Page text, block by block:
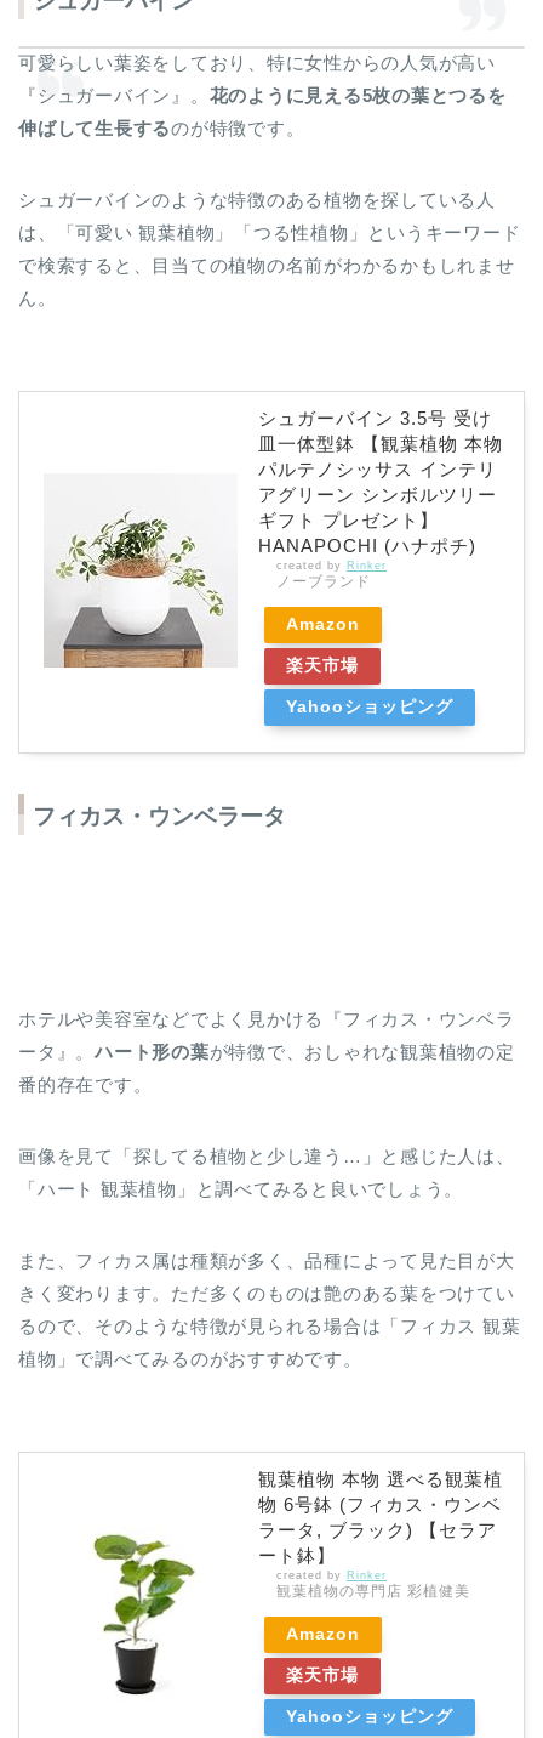
可愛らしい葉姿をしており、特に女性からの人気が高い
『シュガーバイン』。 花のように見える5枚の葉とつるを
伸ばして生長するのが特徴です。
シュガーバインのような特徴のある植物を探している人
は、「可愛い 観葉植物」「つる性植物」というキーワード
で検索すると、目当ての植物の名前がわかるかもしれませ
ん。
シュガーバイン 3.5号 受け
皿一体型鉢 【観葉植物 本物
パルテノシッサス インテリ
アグリーン シンボルツリー
ギフト プレゼント】
HANAPOCHI (ハナポチ)
created by Rinker
ノーブランド
Amazon
楽天市場
Yahooショッピング
フィカス・ウンベラータ
ホテルや美容室などでよく見かける『フィカス・ウンベラ
ータ』。ハート形の葉が特徴で、おしゃれな観葉植物の定
番的存在です。
画像を見て「探してる植物と少し違う…」と感じた人は、
「ハート 観葉植物」と調べてみると良いでしょう。
また、フィカス属は種類が多く、品種によって見た目が大
きく変わります。ただ多くのものは艶のある葉をつけてい
るので、そのような特徴が見られる場合は「フィカス 観葉
植物」で調べてみるのがおすすめです。
観葉植物 本物 選べる観葉植
物 6号鉢 (フィカス・ウンベ
ラータ, ブラック) 【セラア
ート鉢】
created by Rinker
観葉植物の専門店 彩植健美
Amazon
楽天市場
Yahooショッピング